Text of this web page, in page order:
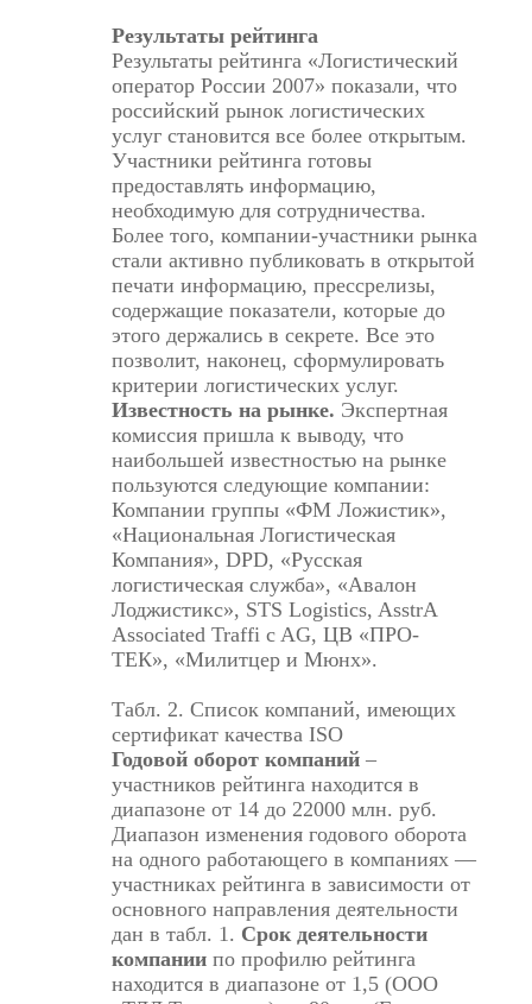
Результаты рейтинга
Результаты рейтинга «Логистический
оператор России 2007» показали, что
российский рынок логистических
услуг становится все более открытым.
Участники рейтинга готовы
предоставлять информацию,
необходимую для сотрудничества.
Более того, компании-участники рынка
стали активно публиковать в открытой
печати информацию, прессрелизы,
содержащие показатели, которые до
этого держались в секрете. Все это
позволит, наконец, сформулировать
критерии логистических услуг.
Известность на рынке. Экспертная
комиссия пришла к выводу, что
наибольшей известностью на рынке
пользуются следующие компании:
Компании группы «ФМ Ложистик»,
«Национальная Логистическая
Компания», DPD, «Русская
логистическая служба», «Авалон
Лоджистикс», STS Logistics, AsstrA
Associated Traffi c AG, ЦВ «ПРО-
ТЕК», «Милитцер и Мюнх».
Табл. 2. Список компаний, имеющих
сертификат качества ISO
Годовой оборот компаний–
участников рейтинга находится в
диапазоне от 14 до 22000 млн. руб.
Диапазон изменения годового оборота
на одного работающего в компаниях —
участниках рейтинга в зависимости от
основного направления деятельности
дан в табл. 1. Срок деятельности
компаниипо профилю рейтинга
находится в диапазоне от 1,5 (ООО